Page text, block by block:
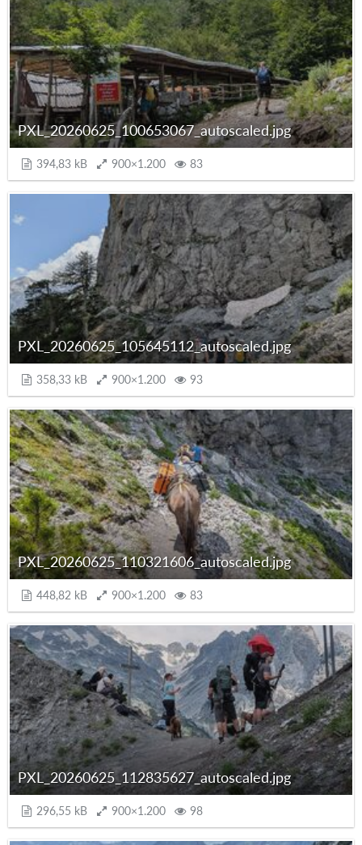
PXL_20260625_100653067_autoscaled.jpg
394,83 kB 900×1.200 83
PXL_20260625_105645112_autoscaled.jpg
358,33 kB 900×1.200 93
PXL_20260625_110321606_autoscaled.jpg
448,82 kB 900×1.200 83
PXL_20260625_112835627_autoscaled.jpg
296,55 kB 900×1.200 98